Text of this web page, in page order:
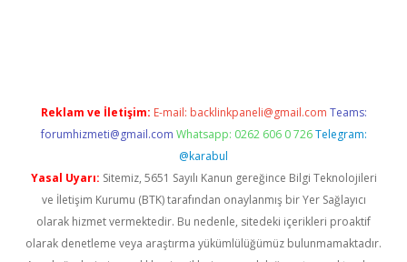
Reklam ve İletişim: E-mail: backlinkpaneli@gmail.com Teams:
forumhizmeti@gmail.com Whatsapp: 0262 606 0 726 Telegram:
@karabul
Yasal Uyarı: Sitemiz, 5651 Sayılı Kanun gereğince Bilgi Teknolojileri
ve İletişim Kurumu (BTK) tarafından onaylanmış bir Yer Sağlayıcı
olarak hizmet vermektedir. Bu nedenle, sitedeki içerikleri proaktif
olarak denetleme veya araştırma yükümlülüğümüz bulunmamaktadır.